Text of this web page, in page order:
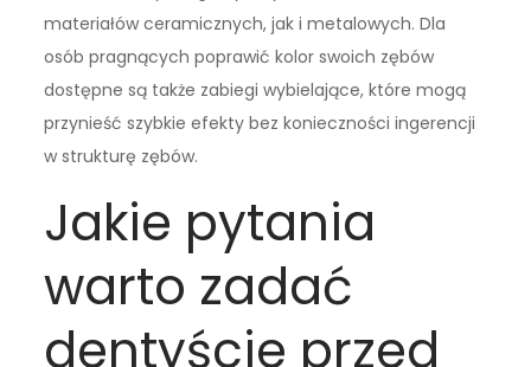
materiałów ceramicznych, jak i metalowych. Dla
osób pragnących poprawić kolor swoich zębów
dostępne są także zabiegi wybielające, które mogą
przynieść szybkie efekty bez konieczności ingerencji
w strukturę zębów.
Jakie pytania
warto zadać
dentyście przed